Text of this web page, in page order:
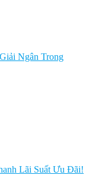
Ngân Trong
Lãi Suất Ưu Đãi!